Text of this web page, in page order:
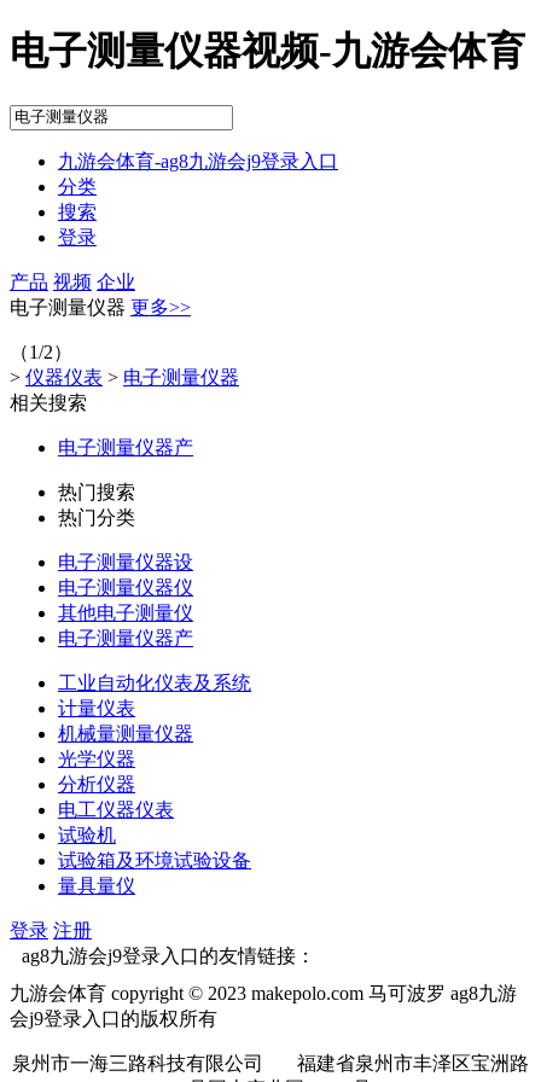
电子测量仪器视频-九游会体育
九游会体育-ag8九游会j9登录入口
分类
搜索
登录
产品 视频 企业
电子测量仪器 更多>>
（1/2）
> 仪器仪表 > 电子测量仪器
相关搜索
电子测量仪器产
热门搜索
热门分类
电子测量仪器设
电子测量仪器仪
其他电子测量仪
电子测量仪器产
工业自动化仪表及系统
计量仪表
机械量测量仪器
光学仪器
分析仪器
电工仪器仪表
试验机
试验箱及环境试验设备
量具量仪
登录 注册
ag8九游会j9登录入口的友情链接：
九游会体育 copyright © 2023 makepolo.com 马可波罗 ag8九游
会j9登录入口的版权所有
泉州市一海三路科技有限公司 福建省泉州市丰泽区宝洲路